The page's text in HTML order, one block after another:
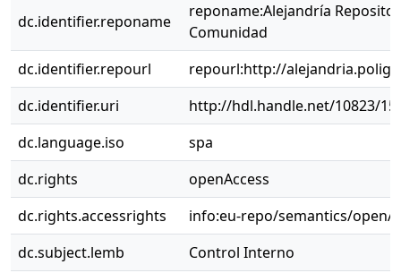
dc.identifier.reponame
reponame:Alejandría
Comunidad
dc.identifier.repourl
repourl:http://
dc.identifier.uri
http://hdl.handle.net/10823/
dc.language.iso
spa
dc.rights
openAccess
dc.rights.accessrights
info:eu-repo/semantics/
dc.subject.lemb
Control Interno